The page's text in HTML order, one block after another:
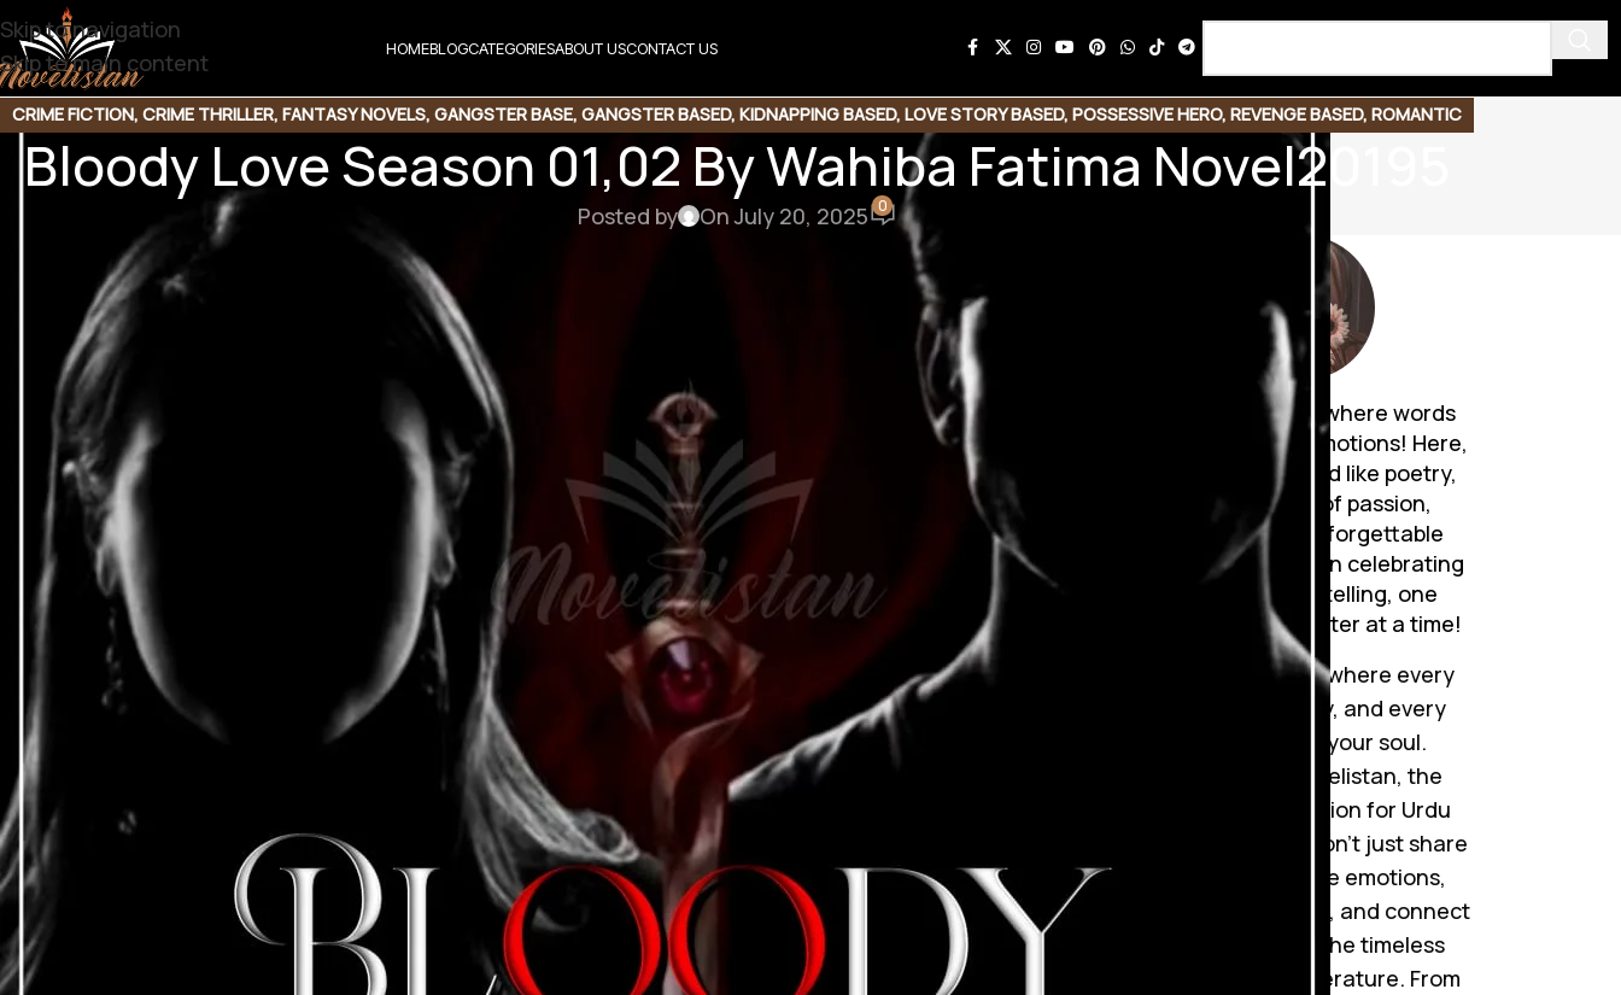
Skip to navigation
Skip to main content
HOMEBLOGCATEGORIESABOUT USCONTACT US
CRIME FICTION, CRIME THRILLER, FANTASY NOVELS, GANGSTER BASE, GANGSTER BASED, KIDNAPPING BASED, LOVE STORY BASED, POSSESSIVE HERO, REVENGE BASED, ROMANTIC
URDU NOVEL,RUDE HERO BASED ,SUSPENSE THRILLER
Bloody Love Season 01,02 By Wahiba Fatima Novel20195
Posted by On July 20, 2025 0
Copy Code
Bloody Love Season 01,02 By Wahiba Fatima
Gangster Based | Romantic Love story | Suspense Thrill | Multiple couple | Romantic novels
تم میرے کمرے میں کیسے آئے،،،؟ علیزے چلائی تھی۔ وہ اپنے حلیے سے بری طرح گڑبڑائی تھی۔ اور بیڈ سے اتر کر زمین پر پڑا دوپٹہ اٹھایا۔
بلکل پہلے کی طرح ننجا تیکنیک سے،،، جواب اب بھی تسلی بخش تھا۔
تمھاری ہمت کیسے ہوئی میرے روم میں آنے کی خضر،،، وہ شیرنی بنی پھر دھاڑی۔ چہرہ لال بھبھوکا ہو چکا تھا جسے وہ دلچسپی سے دیکھے گیا۔ پھر اپنی
پاکٹ سے سنیمن نکال کر منہ میں رکھی اور چبانے لگا۔
میں تو پہلے بھی آپ کے روم میں ایسے ہی آتا تھا علیزے،، مگر اب شاید ہمارا رشتہ بدل چکا ہے ناں تو آپ یقینا مجھ سے شرما رہی ہیں ،، ہے
ناں،،،؟
وہ اس کے سرخ چہرے پر ٹونٹ کرنے سے باز نہیں آیا تھا۔ صاف لگتا تھا وہ اسے تپا رہا ہے۔ اور وہ مکمل سر تا پا سلگ چکی تھی۔
وہ غرائی تھی۔ وہ کاٹ سے اٹھ کر قدم قدم اٹھاتا اس تک پہنچا۔
تو آپ کی یہ شرط تھی کہ مجھے وائیٹ پیلس اور اس ملک سے دربدر کرنا چاہتی ہیں آپ،، وہ اس کی آنکھوں میں دیکھ کر پوچھ بیٹھا۔
جی ہاں بلکل،، شکل گم کرو اپنی یہاں سے،،
اس ظالم کو ترس کب آیا تھا اس پر۔
رائٹ، تو پھر میرا بھی وعدہ ہے یہ آپ سے،،،، کہ واپس لوٹنے پر ہماری پہلی ملاقات ہمارے بیڈ روم میں میری سیج پر ہوگی،، اور یقین کریں تب وہ
Discover a world where words
breathe life into emotions! Here,
Urdu novels unfold like poetry,
weaving tales of passion,
mystery, and unforgettable
journeys. Join me in celebrating
the art of storytelling, one
mesmerizing chapter at a time!
Step into a world where every
word tells a story, and every
story touches your soul.
Welcome to Novelistan, the
ultimate destination for Urdu
novel lovers. We don’t just share
novels; we weave emotions,
ignite imaginations, and connect
hearts through the timeless
beauty of Urdu literature. From